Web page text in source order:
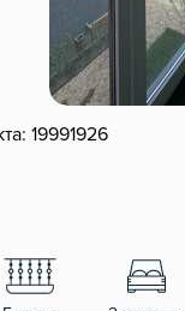
19991926